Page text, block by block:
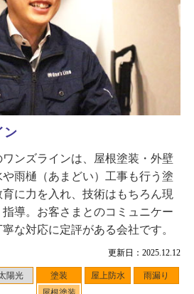
更新日：2025.12.12
陽光
塗装
屋上防水 雨漏り
ン
ンズラインは、屋根塗装・外壁
雨樋（あまどい）工事も行う塗
に力を入れ、技術はもちろん現
導。お客さまとのコミュニケー
な対応に定評がある会社です。